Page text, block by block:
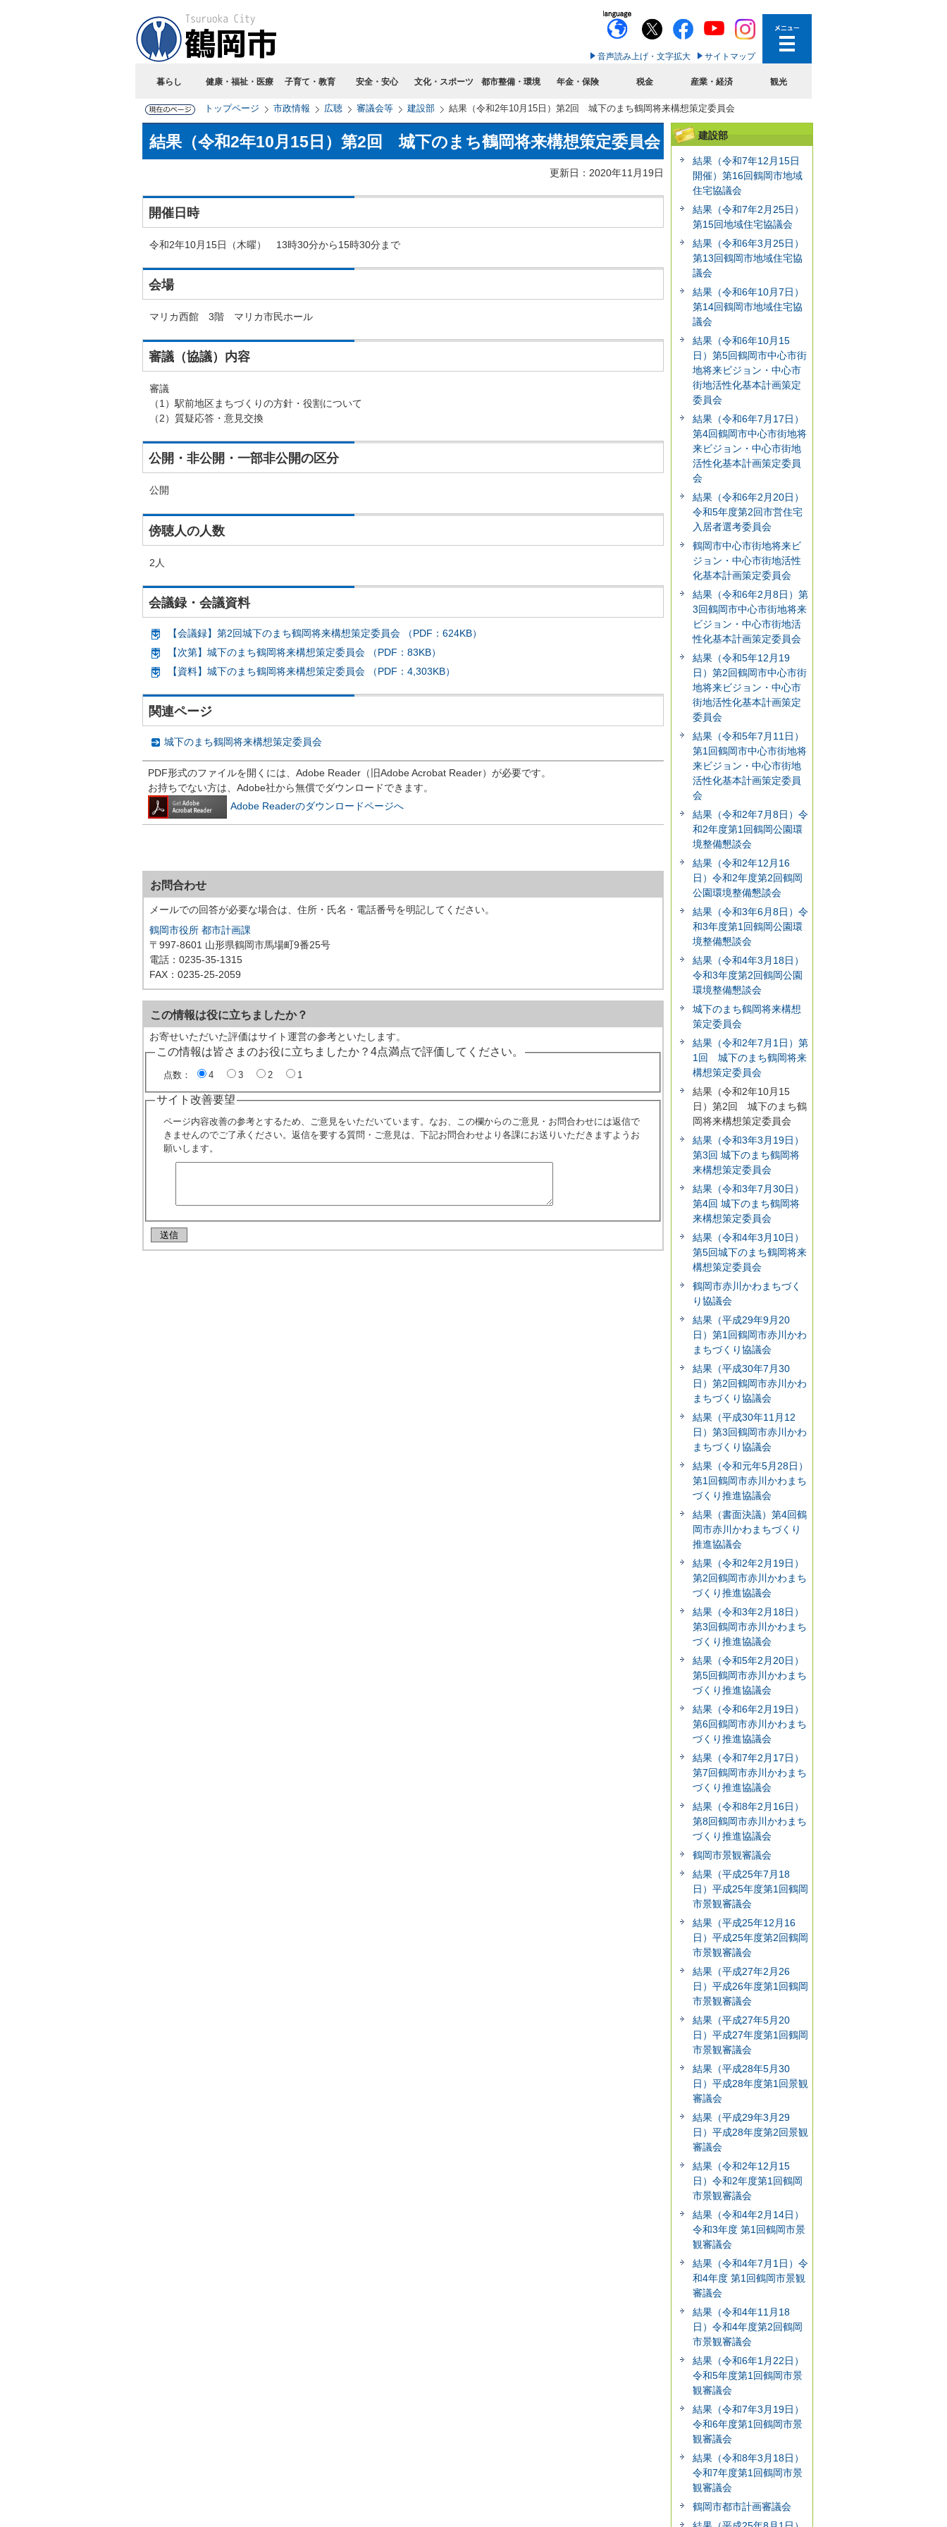
音声読み上げ・文字拡大 サイトマップ
暮らし 健康・福祉・医療 子育て・教育 安全・安心 文化・スポーツ 都市整備・環境 年金・保険 税金 産業・経済 観光
トップページ 市政情報 広聴 審議会等 建設部 結果（令和2年10月15日）第2回 城下のまち鶴岡将来構想策定委員会
結果（令和2年10月15日）第2回 城下のまち鶴岡将来構想策定委員会
更新日：2020年11月19日
開催日時
令和2年10月15日（木曜） 13時30分から15時30分まで
会場
マリカ西館 3階 マリカ市民ホール
審議（協議）内容
審議
（1）駅前地区まちづくりの方針・役割について
（2）質疑応答・意見交換
公開・非公開・一部非公開の区分
公開
傍聴人の人数
2人
会議録・会議資料
【会議録】第2回城下のまち鶴岡将来構想策定委員会 （PDF：624KB）
【次第】城下のまち鶴岡将来構想策定委員会 （PDF：83KB）
【資料】城下のまち鶴岡将来構想策定委員会 （PDF：4,303KB）
関連ページ
城下のまち鶴岡将来構想策定委員会
PDF形式のファイルを開くには、Adobe Reader（旧Adobe Acrobat Reader）が必要です。
お持ちでない方は、Adobe社から無償でダウンロードできます。
Adobe Readerのダウンロードページへ
お問合わせ
メールでの回答が必要な場合は、住所・氏名・電話番号を明記してください。
鶴岡市役所 都市計画課
〒997-8601 山形県鶴岡市馬場町9番25号
電話：0235-35-1315
FAX：0235-25-2059
この情報は役に立ちましたか？
お寄せいただいた評価はサイト運営の参考といたします。
この情報は皆さまのお役に立ちましたか？4点満点で評価してください。
点数： 4 3 2 1
サイト改善要望
ページ内容改善の参考とするため、ご意見をいただいています。なお、この欄からのご意見・お問合わせには返信で
きませんのでご了承ください。返信を要する質問・ご意見は、下記お問合わせより各課にお送りいただきますようお
願いします。
建設部
結果（令和7年12月15日
開催）第16回鶴岡市地域
住宅協議会
結果（令和7年2月25日）
第15回地域住宅協議会
結果（令和6年3月25日）
第13回鶴岡市地域住宅協
議会
結果（令和6年10月7日）
第14回鶴岡市地域住宅協
議会
結果（令和6年10月15
日）第5回鶴岡市中心市街
地将来ビジョン・中心市
街地活性化基本計画策定
委員会
結果（令和6年7月17日）
第4回鶴岡市中心市街地将
来ビジョン・中心市街地
活性化基本計画策定委員
会
結果（令和6年2月20日）
令和5年度第2回市営住宅
入居者選考委員会
鶴岡市中心市街地将来ビ
ジョン・中心市街地活性
化基本計画策定委員会
結果（令和6年2月8日）第
3回鶴岡市中心市街地将来
ビジョン・中心市街地活
性化基本計画策定委員会
結果（令和5年12月19
日）第2回鶴岡市中心市街
地将来ビジョン・中心市
街地活性化基本計画策定
委員会
結果（令和5年7月11日）
第1回鶴岡市中心市街地将
来ビジョン・中心市街地
活性化基本計画策定委員
会
結果（令和2年7月8日）令
和2年度第1回鶴岡公園環
境整備懇談会
結果（令和2年12月16
日）令和2年度第2回鶴岡
公園環境整備懇談会
結果（令和3年6月8日）令
和3年度第1回鶴岡公園環
境整備懇談会
結果（令和4年3月18日）
令和3年度第2回鶴岡公園
環境整備懇談会
城下のまち鶴岡将来構想
策定委員会
結果（令和2年7月1日）第
1回 城下のまち鶴岡将来
構想策定委員会
結果（令和2年10月15
日）第2回 城下のまち鶴
岡将来構想策定委員会
結果（令和3年3月19日）
第3回 城下のまち鶴岡将
来構想策定委員会
結果（令和3年7月30日）
第4回 城下のまち鶴岡将
来構想策定委員会
結果（令和4年3月10日）
第5回城下のまち鶴岡将来
構想策定委員会
鶴岡市赤川かわまちづく
り協議会
結果（平成29年9月20
日）第1回鶴岡市赤川かわ
まちづくり協議会
結果（平成30年7月30
日）第2回鶴岡市赤川かわ
まちづくり協議会
結果（平成30年11月12
日）第3回鶴岡市赤川かわ
まちづくり協議会
結果（令和元年5月28日）
第1回鶴岡市赤川かわまち
づくり推進協議会
結果（書面決議）第4回鶴
岡市赤川かわまちづくり
推進協議会
結果（令和2年2月19日）
第2回鶴岡市赤川かわまち
づくり推進協議会
結果（令和3年2月18日）
第3回鶴岡市赤川かわまち
づくり推進協議会
結果（令和5年2月20日）
第5回鶴岡市赤川かわまち
づくり推進協議会
結果（令和6年2月19日）
第6回鶴岡市赤川かわまち
づくり推進協議会
結果（令和7年2月17日）
第7回鶴岡市赤川かわまち
づくり推進協議会
結果（令和8年2月16日）
第8回鶴岡市赤川かわまち
づくり推進協議会
鶴岡市景観審議会
結果（平成25年7月18
日）平成25年度第1回鶴岡
市景観審議会
結果（平成25年12月16
日）平成25年度第2回鶴岡
市景観審議会
結果（平成27年2月26
日）平成26年度第1回鶴岡
市景観審議会
結果（平成27年5月20
日）平成27年度第1回鶴岡
市景観審議会
結果（平成28年5月30
日）平成28年度第1回景観
審議会
結果（平成29年3月29
日）平成28年度第2回景観
審議会
結果（令和2年12月15
日）令和2年度第1回鶴岡
市景観審議会
結果（令和4年2月14日）
令和3年度 第1回鶴岡市景
観審議会
結果（令和4年7月1日）令
和4年度 第1回鶴岡市景観
審議会
結果（令和4年11月18
日）令和4年度第2回鶴岡
市景観審議会
結果（令和6年1月22日）
令和5年度第1回鶴岡市景
観審議会
結果（令和7年3月19日）
令和6年度第1回鶴岡市景
観審議会
結果（令和8年3月18日）
令和7年度第1回鶴岡市景
観審議会
鶴岡市都市計画審議会